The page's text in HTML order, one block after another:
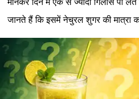
मानकर दिन में एक से ज्यादा गिलास पी
जानते हैं कि इसमें नेचुरल शुगर की मात्रा